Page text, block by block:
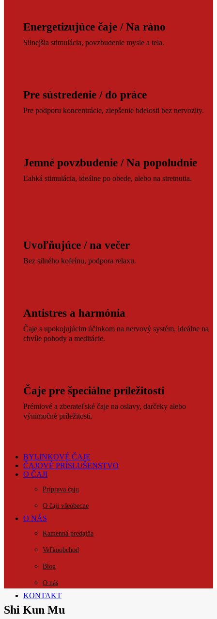
Energetizujúce čaje / Na ráno
Silnejšia stimulácia, povzbudenie mysle a tela.
Pre sústredenie / do práce
Pre podporu koncentrácie, zlepšenie bdelosti bez nervozity.
Jemné povzbudenie / Na popoludnie
Ľahká stimulácia, ideálne po obede, alebo na stretnutia.
Uvoľňujúce / na večer
Bez silného kofeínu, podpora relaxu.
Antistres a harmónia
Čaje s upokojujúcim účinkom na nervový systém, ideálne na
chvíle pohody a meditácie.
Čaje pre špeciálne príležitosti
Prémiové a zberateľské čaje na oslavy, darčeky alebo
výnimočné príležitosti.
BYLINKOVÉ ČAJE
ČAJOVÉ PRÍSLUŠENSTVO
O ČAJI
Príprava čaju
O čaji všeobecne
O NÁS
Kamenná predajňa
Veľkoobchod
Blog
O nás
KONTAKT
Shi Kun Mu